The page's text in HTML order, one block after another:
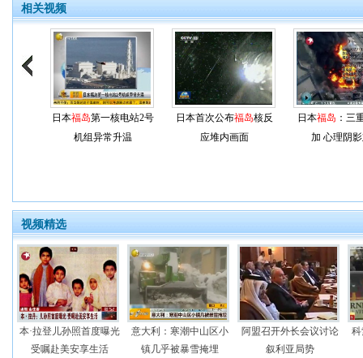
相关视频
日本福岛第一核电站2号
机组异常升温
日本首次公布福岛核反
应堆内画面
日本福岛 ：三
加 心理阴
视频精选
本·拉登儿孙照首度曝光
受嘱赴美安享生活
意大利：寒潮中山区小
镇几乎被暴雪掩埋
阿盟召开外长会议讨论
叙利亚局势
科